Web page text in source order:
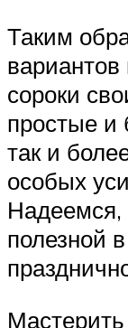
Таким
вариантов
сороки
простые и
так и
особых
Надеемся,
полезной